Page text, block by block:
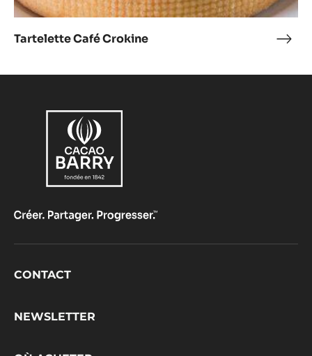
Tartelette Café Crokine
Footer
CONTACT
NEWSLETTER